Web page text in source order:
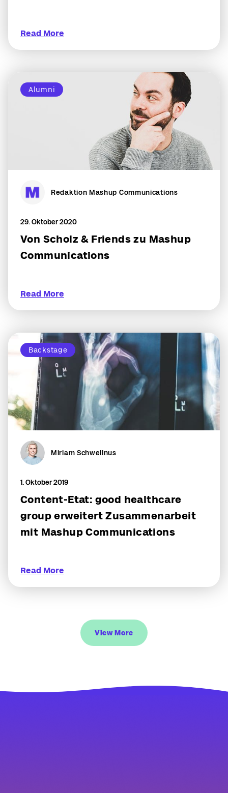
Read More
Alumni
Redaktion Mashup Communications
29. Oktober 2020
Von Scholz & Friends zu Mashup
Communications
Read More
Backstage
Miriam Schwellnus
1. Oktober 2019
Content-Etat: good healthcare
group erweitert Zusammenarbeit
mit Mashup Communications
Read More
View More